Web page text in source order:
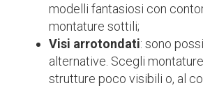
modelli fantasiosi con
montature sottili;
Visi arrotondati: sono
alternative. Scegli
strutture poco visibili o, al